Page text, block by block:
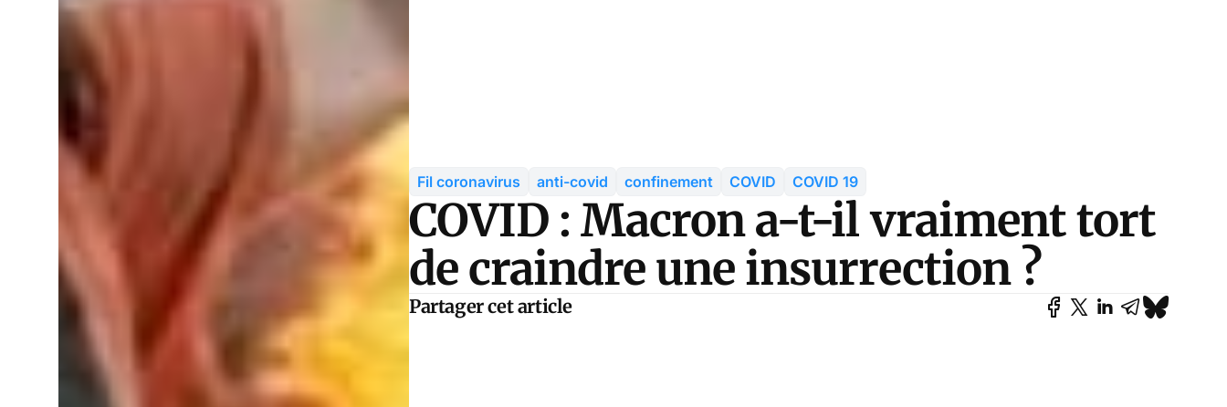
Fil coronavirus anti-covid confinement COVID COVID 19
COVID : Macron a-t-il vraiment tort
de craindre une insurrection ?
Partager cet article